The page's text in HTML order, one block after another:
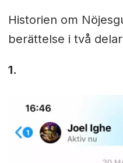
Historien om
berättelse i två
1.